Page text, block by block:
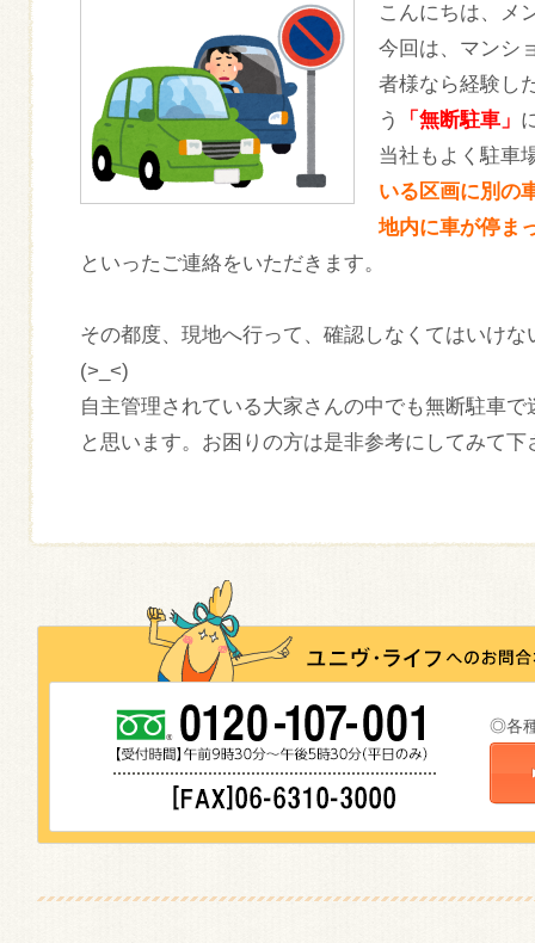
こんにちは、メ
今回は、マンシ
者様なら経験し
う
「無断駐車」
当社もよく駐車
いる区画に別の
地内に車が停ま
といったご連絡をいただきます。
その都度、現地へ行って、確認しなくてはいけ
(>_<)
自主管理されている大家さんの中でも無断駐車
と思います。お困りの方は是非参考にしてみて下
◎各